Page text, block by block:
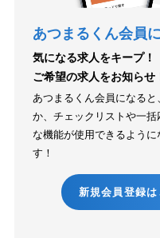
あつまるくん会員
気になる求人をキープ！
ご希望の求人をお知らせ
あつまるくん会員になる
か、チェックリストや一
な機能が使用できるよう
す！
新規会員登録